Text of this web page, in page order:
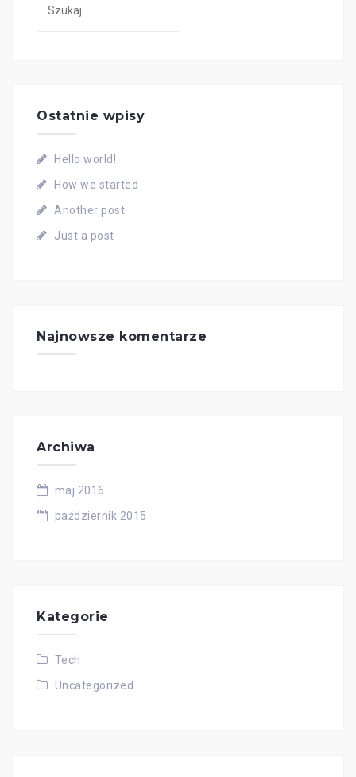
Ostatnie wpisy
Hello world!
How we started
Another post
Just a post
Najnowsze komentarze
Archiwa
maj 2016
październik 2015
Kategorie
Tech
Uncategorized